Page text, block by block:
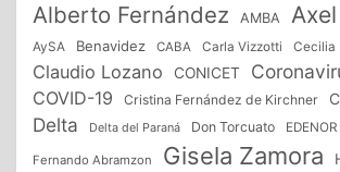
Alberto Fernández AMBA
AySA Benavidez CABA Carla Vizzotti Cecilia
Claudio Lozano CONICET
COVID-19 Cristina Fernández de Kirchner
Delta Delta del Paraná Don Torcuato EDENOR
Fernando Abramzon Gisela Zamora